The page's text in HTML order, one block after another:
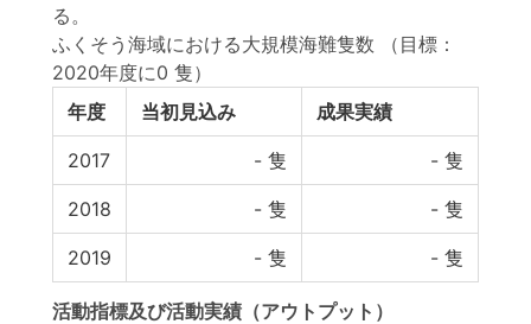
る。
ふくそう海域における大規模海難隻数
（目標：
2020年度に0 隻）
年度
当初見込み 成果実績
2017 - 隻 - 隻
2018 - 隻 - 隻
2019 - 隻 - 隻
活動指標及び活動実績 （アウトプット）